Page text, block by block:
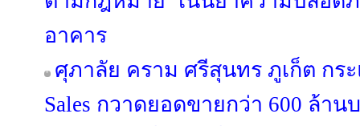
อาคาร
ศุภาลัย คราม ศรีสุนทร ภูเก็ต กร
Sales กวาดยอดขายกว่า 600 ล้าน